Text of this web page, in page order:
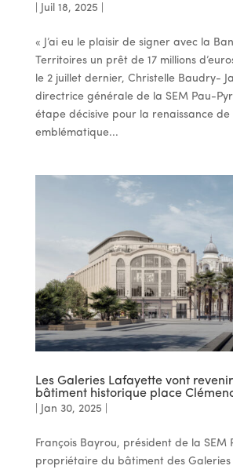
Juil 18, 2025
« J’ai eu le plaisir de signer avec la
Territoires un prêt de 17 millions
le 2 juillet dernier, Christelle Baudry-
directrice générale de la SEM Pau-
étape décisive pour la renaissance de
emblématique...
Les Galeries Lafayette vont
bâtiment historique place
Jan 30, 2025
François Bayrou, président de la SEM
propriétaire du bâtiment des